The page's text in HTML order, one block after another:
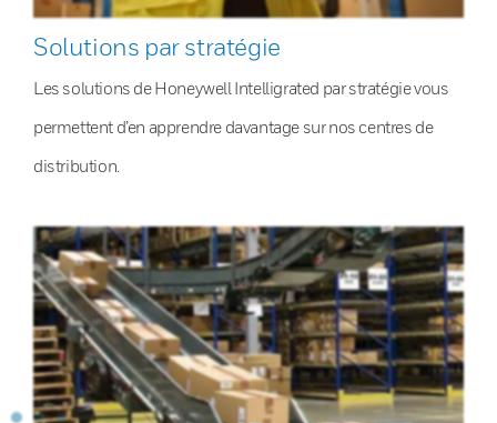
Solutions par stratégie
Les solutions de Honeywell Intelligrated par stratégie vous
permettent d’en apprendre davantage sur nos centres de
distribution.